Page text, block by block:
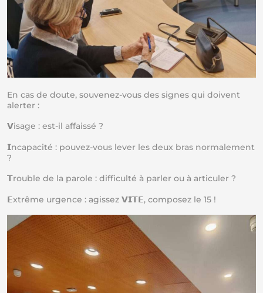
En cas de doute, souvenez-vous des signes qui doivent
alerter :
𝗩isage : est-il affaissé ?
𝗜ncapacité : pouvez-vous lever les deux bras normalement
?
𝗧rouble de la parole : difficulté à parler ou à articuler ?
𝗘xtrême urgence : agissez 𝗩𝗜𝗧𝗘, composez le 15 !